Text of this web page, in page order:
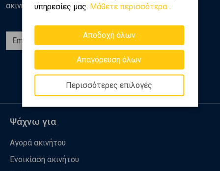
υπηρεσίες μας. Μάθετε περισσότερα...
Αποδοχή όλων
Απαγόρευση όλων
Περισσότερες επιλογές
ακινήτων
Εγγραφή
Ακολουθήστε μας
Ψάχνω για
Αγορά ακινήτου
Ενοικίαση ακινήτου